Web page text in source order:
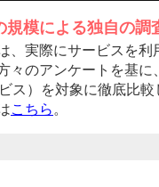
規模による独自の調
、実際にサービスを利
々のアンケートを基に
ス）を対象に徹底比較
こちら 。